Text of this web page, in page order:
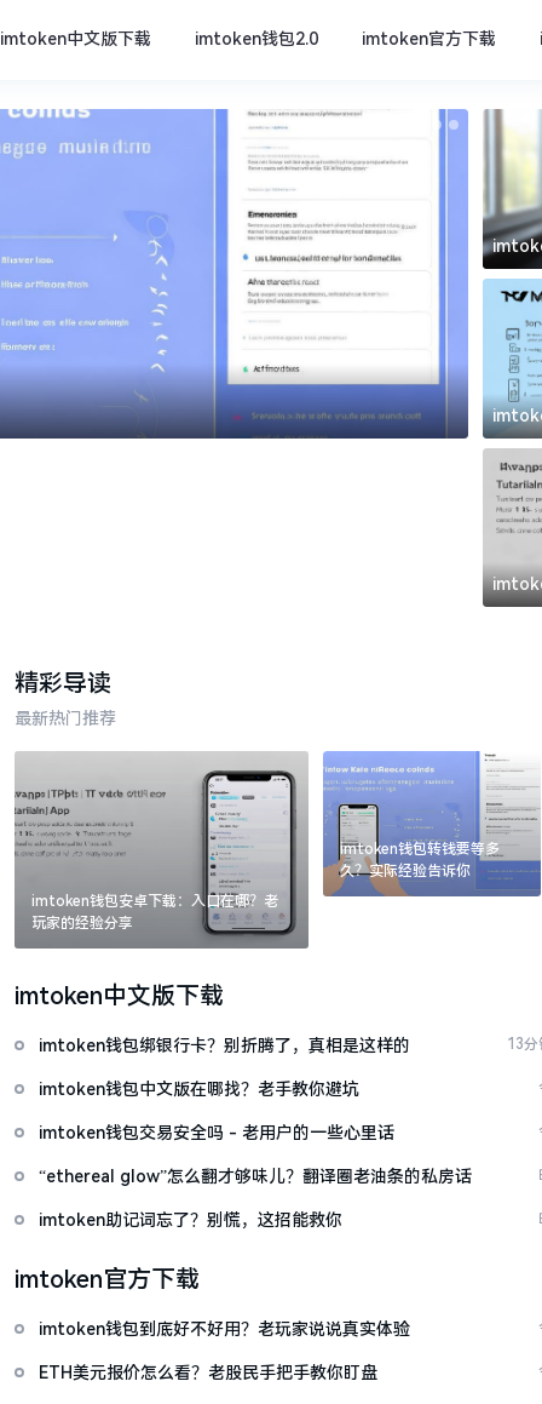
imtoken中文版下载 imtoken钱包2.0 imtoken官方下载
坑
道
精彩导读
最新热门推荐
imtoken钱包安卓下载：入口在哪？老
玩家的经验分享
imtoken钱包转钱要等多
久？实际经验告诉你
imtoken中文版下载
imtoken钱包绑银行卡？别折腾了，真相是这样的 13分
imtoken钱包中文版在哪找？老手教你避坑
imtoken钱包交易安全吗 - 老用户的一些心里话
“ethereal glow”怎么翻才够味儿？翻译圈老油条的私房话
imtoken助记词忘了？别慌，这招能救你
imtoken官方下载
imtoken钱包到底好不好用？老玩家说说真实体验
ETH美元报价怎么看？老股民手把手教你盯盘